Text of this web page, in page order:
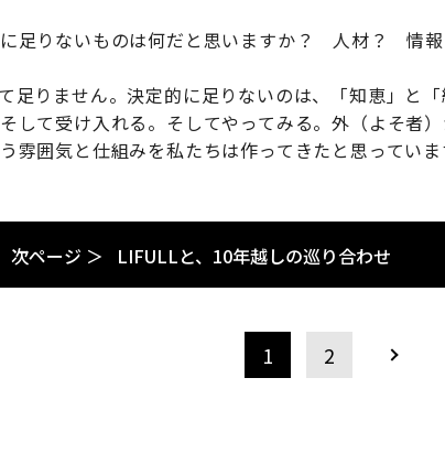
に足りないものは何だと思いますか？ 人材？ 情
足りません。決定的に足りないのは、「知恵」と
して受け入れる。そしてやってみる。外（よそ者
雰囲気と仕組みを私たちは作ってきたと思っていま
次ページ ＞ LIFULLと、10年越しの巡り合わせ
1 2